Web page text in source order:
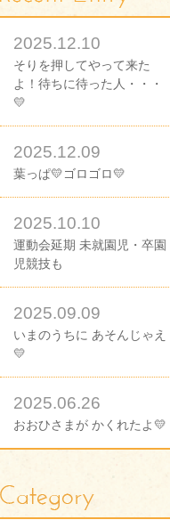
2025.12.10
そりを押してやって来た
よ！待ちに待った人・・・
💛
2025.12.09
葉っぱ💛ゴロゴロ💛
2025.10.10
運動会延期 未就園児・卒園
児競技も
2025.09.09
いまのうちに あそんじゃえ
💛
2025.06.26
おおひさまが かくれたよ💛